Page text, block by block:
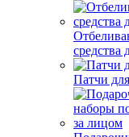
средства
Патчи